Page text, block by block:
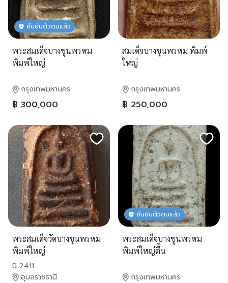
ยืนยันตัวตนแล้ว
พระสมเด็จบางขุนพรหม
พิมพ์ใหญ่
กรุงเทพมหานคร
฿ 300,000
สมเด็จบางขุนพรหม พิมพ์
ใหญ่
กรุงเทพมหานคร
฿ 250,000
พระสมเด็จวัดบางขุนพรหม
พิมพ์ใหญ่
ปี 2411
อุบลราชธานี
ยืนยันตัวตนแล้ว
พระสมเด็จบางขุนพรหม
พิมพ์ใหญ่ตื้น
กรุงเทพมหานคร